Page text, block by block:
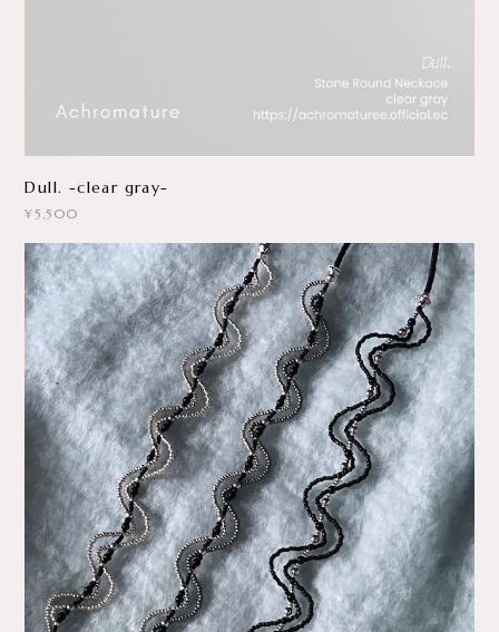
Dull. -clear gray-
¥5,500